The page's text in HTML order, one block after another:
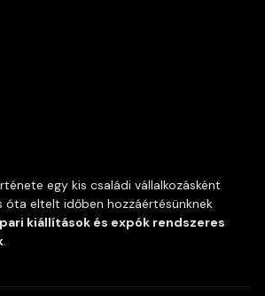
egy kis családi vállalkozásként
óta eltelt időben hozzáértésünknek
kiállítások és expók rendszeres
.